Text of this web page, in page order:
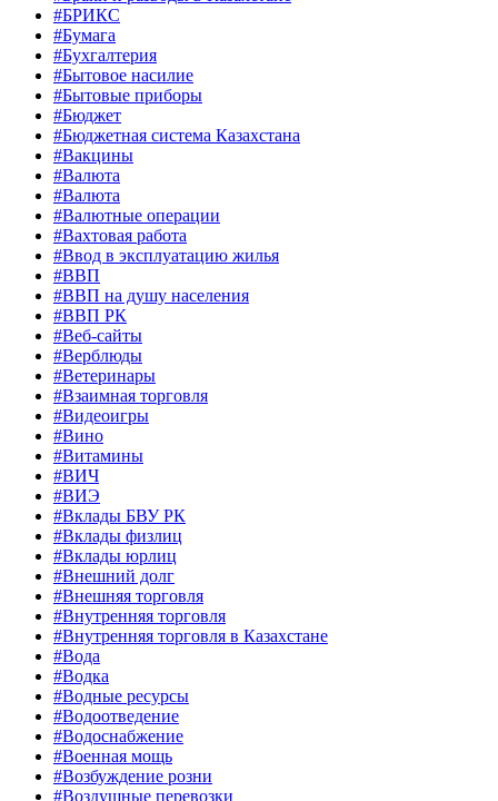
#БРИКС
#Бумага
#Бухгалтерия
#Бытовое насилие
#Бытовые приборы
#Бюджет
#Бюджетная система Казахстана
#Вакцины
#Валюта
#Валюта
#Валютные операции
#Вахтовая работа
#Ввод в эксплуатацию жилья
#ВВП
#ВВП на душу населения
#ВВП РК
#Веб-сайты
#Верблюды
#Ветеринары
#Взаимная торговля
#Видеоигры
#Вино
#Витамины
#ВИЧ
#ВИЭ
#Вклады БВУ РК
#Вклады физлиц
#Вклады юрлиц
#Внешний долг
#Внешняя торговля
#Внутренняя торговля
#Внутренняя торговля в Казахстане
#Вода
#Водка
#Водные ресурсы
#Водоотведение
#Водоснабжение
#Военная мощь
#Возбуждение розни
#Воздушные перевозки